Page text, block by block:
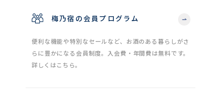
梅乃宿の会員プログラム
便利な機能や特別なセールなど、お酒のある暮らしがさ
らに豊かになる会員制度。入会費・年間費は無料です。
詳しくはこちら。